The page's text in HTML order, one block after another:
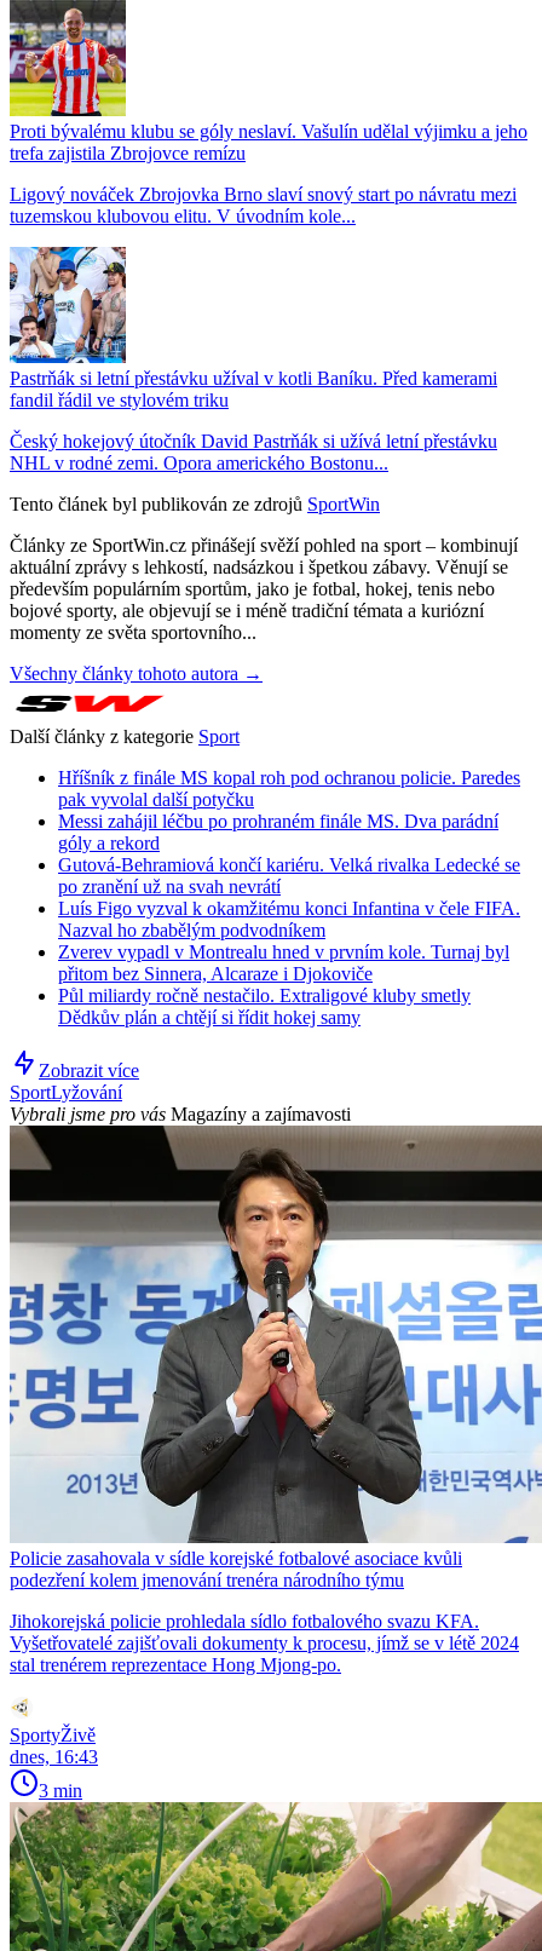
Proti bývalému klubu se góly neslaví. Vašulín udělal výjimku a jeho
trefa zajistila Zbrojovce remízu
Ligový nováček Zbrojovka Brno slaví snový start po návratu mezi
tuzemskou klubovou elitu. V úvodním kole...
Pastrňák si letní přestávku užíval v kotli Baníku. Před kamerami
fandil řádil ve stylovém triku
Český hokejový útočník David Pastrňák si užívá letní přestávku
NHL v rodné zemi. Opora amerického Bostonu...
Tento článek byl publikován ze zdrojů SportWin
Články ze SportWin.cz přinášejí svěží pohled na sport – kombinují
aktuální zprávy s lehkostí, nadsázkou i špetkou zábavy. Věnují se
především populárním sportům, jako je fotbal, hokej, tenis nebo
bojové sporty, ale objevují se i méně tradiční témata a kuriózní
momenty ze světa sportovního...
Všechny články tohoto autora →
Další články z kategorie Sport
Hříšník z finále MS kopal roh pod ochranou policie. Paredes
pak vyvolal další potyčku
Messi zahájil léčbu po prohraném finále MS. Dva parádní
góly a rekord
Gutová-Behramiová končí kariéru. Velká rivalka Ledecké se
po zranění už na svah nevrátí
Luís Figo vyzval k okamžitému konci Infantina v čele FIFA.
Nazval ho zbabělým podvodníkem
Zverev vypadl v Montrealu hned v prvním kole. Turnaj byl
přitom bez Sinnera, Alcaraze i Djokoviče
Půl miliardy ročně nestačilo. Extraligové kluby smetly
Dědkův plán a chtějí si řídit hokej samy
Zobrazit více
SportLyžování
Vybrali jsme pro vás Magazíny a zajímavosti
Policie zasahovala v sídle korejské fotbalové asociace kvůli
podezření kolem jmenování trenéra národního týmu
Jihokorejská policie prohledala sídlo fotbalového svazu KFA.
Vyšetřovatelé zajišťovali dokumenty k procesu, jímž se v létě 2024
stal trenérem reprezentace Hong Mjong-po.
SportyŽivě
dnes, 16:43
3 min